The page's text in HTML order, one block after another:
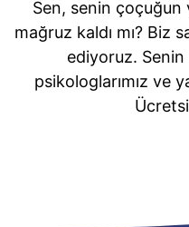
Sen, senin çoçuğun
mağruz kaldı mı? Biz
ediyoruz. Senin
psikologlarımız ve